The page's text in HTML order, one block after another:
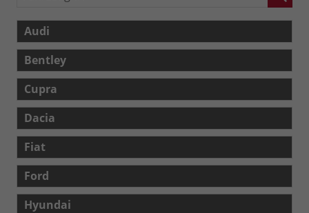
Audi
Bentley
Cupra
Dacia
Fiat
Ford
Hyundai